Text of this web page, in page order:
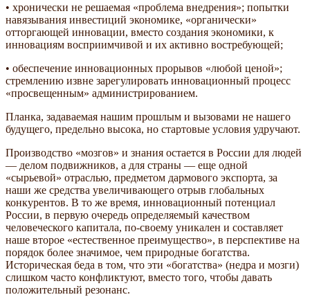
• хронически не решаемая «проблема внедрения»; попытки
навязывания инвестиций экономике, «органически»
отторгающей инновации, вместо создания экономики, к
инновациям восприимчивой и их активно востребующей;
• обеспечение инновационных прорывов «любой ценой»;
стремлению извне зарегулировать инновационный процесс
«просвещенным» администрированием.
Планка, задаваемая нашим прошлым и вызовами не нашего
будущего, предельно высока, но стартовые условия удручают.
Производство «мозгов» и знания остается в России для людей
— делом подвижников, а для страны — еще одной
«сырьевой» отраслью, предметом дармового экспорта, за
наши же средства увеличивающего отрыв глобальных
конкурентов. В то же время, инновационный потенциал
России, в первую очередь определяемый качеством
человеческого капитала, по-своему уникален и составляет
наше второе «естественное преимущество», в перспективе на
порядок более значимое, чем природные богатства.
Историческая беда в том, что эти «богатства» (недра и мозги)
слишком часто конфликтуют, вместо того, чтобы давать
положительный резонанс.